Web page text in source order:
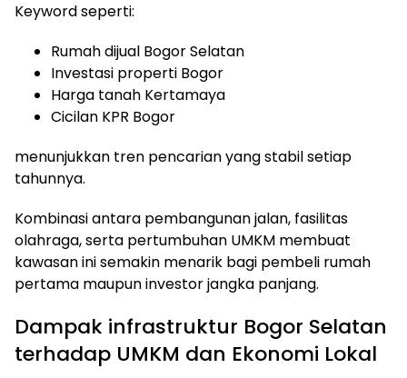
Keyword seperti:
Rumah dijual Bogor Selatan
Investasi properti Bogor
Harga tanah Kertamaya
Cicilan KPR Bogor
menunjukkan tren pencarian yang stabil setiap
tahunnya.
Kombinasi antara pembangunan jalan, fasilitas
olahraga, serta pertumbuhan UMKM membuat
kawasan ini semakin menarik bagi pembeli rumah
pertama maupun investor jangka panjang.
Dampak infrastruktur Bogor Selatan
terhadap UMKM dan Ekonomi Lokal